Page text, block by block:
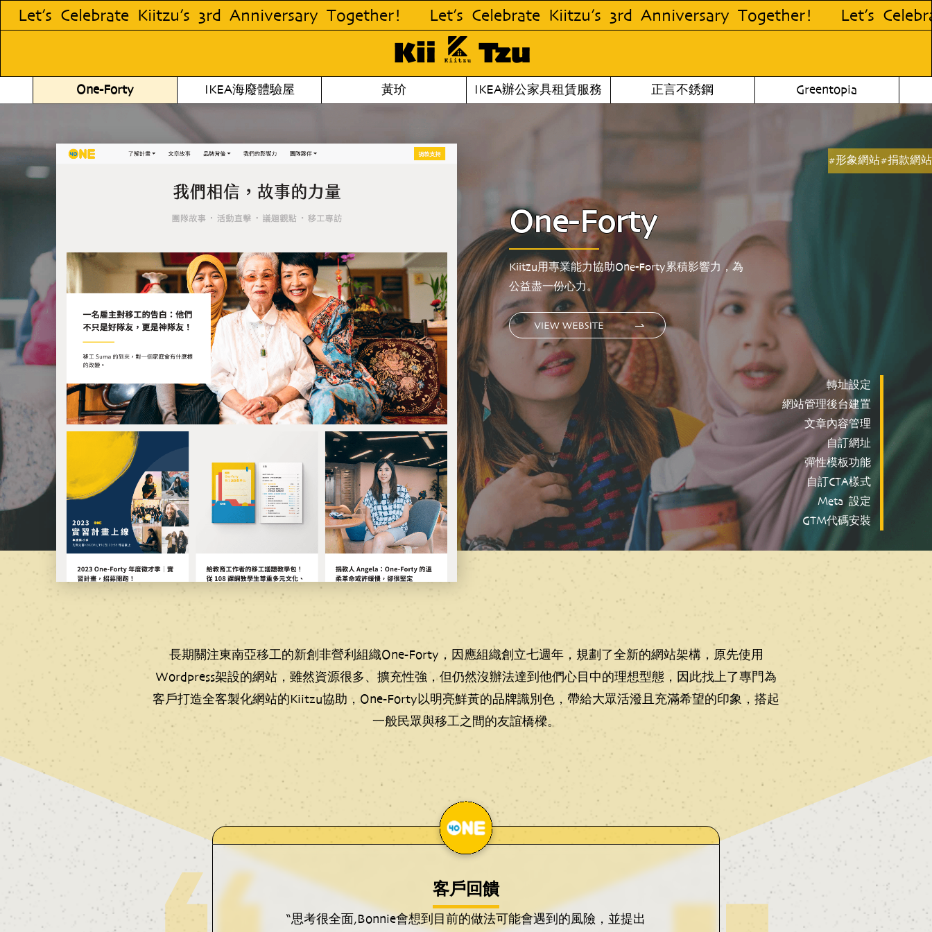
3rd Anniversary Together! Let’s Celebrate Kiitzu’s 3rd Anniversary Together! Let’s Celebrate Kiitzu’s 3rd
One-Forty IKEA海廢體驗屋 黃玠 IKEA辦公家具租賃服務 正言不銹鋼 Greentopia
One-Forty
Kiitzu用專業能力協助One-Forty累積影響力，為
公益盡一份心力。
#形象網站#捐款網站
轉址設定
網站管理後台建置
文章內容管理
自訂網址
彈性模板功能
自訂CTA樣式
Meta 設定
GTM代碼安裝
長期關注東南亞移工的新創非營利組織One-Forty，因應組織創立七週年，規劃了全新的網站架構，原先使用
Wordpress架設的網站，雖然資源很多、擴充性強，但仍然沒辦法達到他們心目中的理想型態，因此找上了專門為
客戶打造全客製化網站的Kiitzu協助，One-Forty以明亮鮮黃的品牌識別色，帶給大眾活潑且充滿希望的印象，搭起
一般民眾與移工之間的友誼橋樑。
客戶回饋
“思考很全面,Bonnie會想到目前的做法可能會遇到的風險，並提出